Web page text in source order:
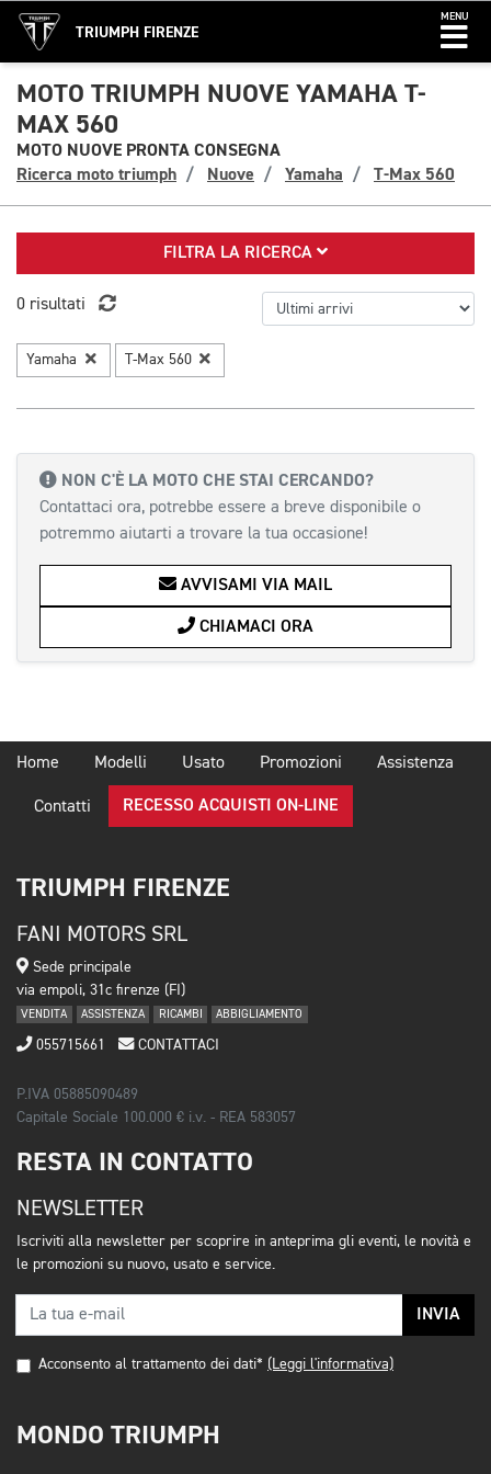
TRIUMPH FIRENZE
MENU
MOTO TRIUMPH NUOVE YAMAHA T-
MAX 560
MOTO NUOVE PRONTA CONSEGNA
Ricerca moto triumph
Nuove Yamaha T-Max 560
FILTRA LA RICERCA
0 risultati
Yamaha T-Max 560
NON C'È LA MOTO CHE STAI CERCANDO?
Contattaci ora, potrebbe essere a breve disponibile o
potremmo aiutarti a trovare la tua occasione!
AVVISAMI VIA MAIL
CHIAMACI ORA
Home Modelli Usato Promozioni Assistenza
Contatti RECESSO ACQUISTI ON-LINE
TRIUMPH FIRENZE
FANI MOTORS SRL
Sede principale
via empoli, 31c firenze (FI)
VENDITA ASSISTENZA RICAMBI ABBIGLIAMENTO
055715661 CONTATTACI
P.IVA 05885090489
Capitale Sociale 100.000 € i.v. - REA 583057
RESTA IN CONTATTO
NEWSLETTER
Iscriviti alla newsletter per scoprire in anteprima gli eventi, le novità e
le promozioni su nuovo, usato e service.
INVIA
Acconsento al trattamento dei dati* (Leggi l'informativa)
MONDO TRIUMPH